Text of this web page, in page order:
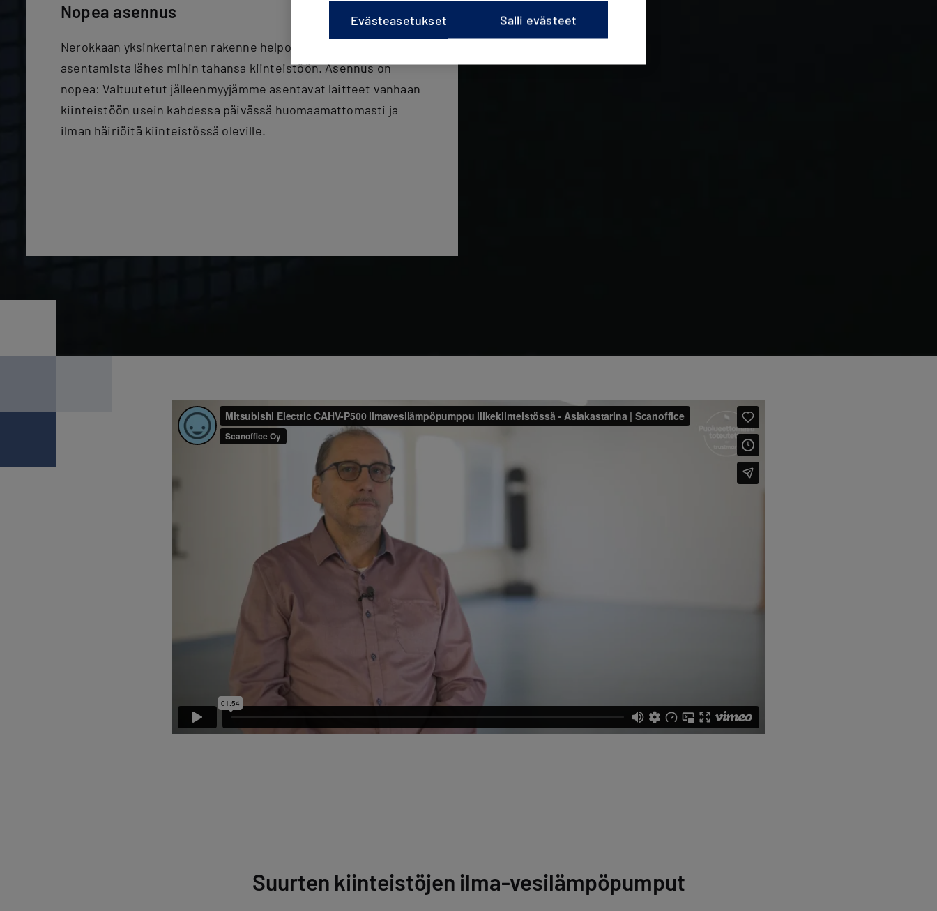
Nopea asennus
Nerokkaan yksinkertainen rakenne helpottaa laitteiston
asentamista lähes mihin tahansa kiinteistöön. Asennus on
nopea: Valtuutetut jälleenmyyjämme asentavat laitteet vanhaan
kiinteistöön usein kahdessa päivässä huomaamattomasti ja
ilman häiriöitä kiinteistössä oleville.
Suurten kiinteistöjen ilma-vesilämpöpumput
Evästeasetukset Salli evästeet